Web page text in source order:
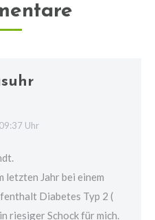
Uhr
letzten Jahr bei einem
Diabetes Typ 2 (
riesiger Schock für mich.